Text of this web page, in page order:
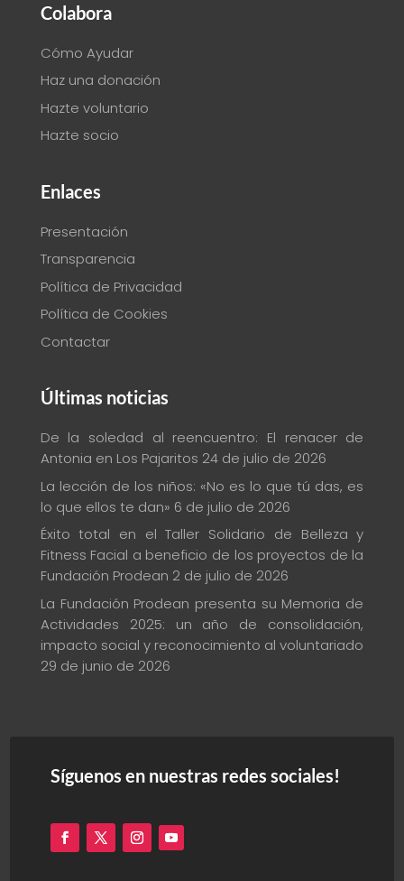
Colabora
Cómo Ayudar
Haz una donación
Hazte voluntario
Hazte socio
Enlaces
Presentación
Transparencia
Política de Privacidad
Política de Cookies
Contactar
Últimas noticias
De la soledad al reencuentro: El renacer de
Antonia en Los Pajaritos 24 de julio de 2026
La lección de los niños: «No es lo que tú das, es
lo que ellos te dan» 6 de julio de 2026
Éxito total en el Taller Solidario de Belleza y
Fitness Facial a beneficio de los proyectos de la
Fundación Prodean 2 de julio de 2026
La Fundación Prodean presenta su Memoria de
Actividades 2025: un año de consolidación,
impacto social y reconocimiento al voluntariado
29 de junio de 2026
Síguenos en nuestras redes sociales!